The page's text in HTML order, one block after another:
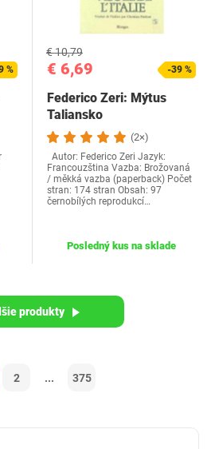
% € 6,69
€ 10,79
-39 %
Federico Zeri: Mýtus
Taliansko
(2×)
Autor: Federico Zeri Jazyk:
Francouzština Vazba: Brožovaná
/ měkká vazba (paperback) Počet
stran: 174 stran Obsah: 97
černobílých reprodukcí…
Posledný kus na sklade
produkty
2 ... 375